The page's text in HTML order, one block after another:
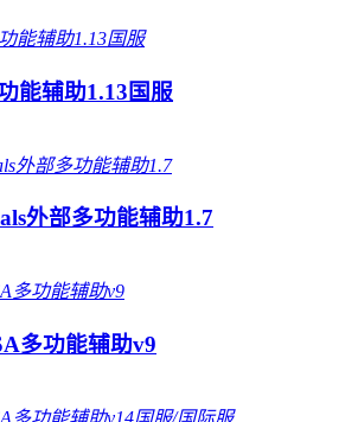
能辅助1.13国服
外部多功能辅助1.7
多功能辅助v9